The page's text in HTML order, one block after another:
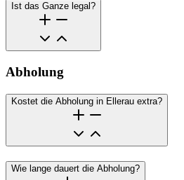
Ist das Ganze legal?
Abholung
Kostet die Abholung in Ellerau extra?
Wie lange dauert die Abholung?